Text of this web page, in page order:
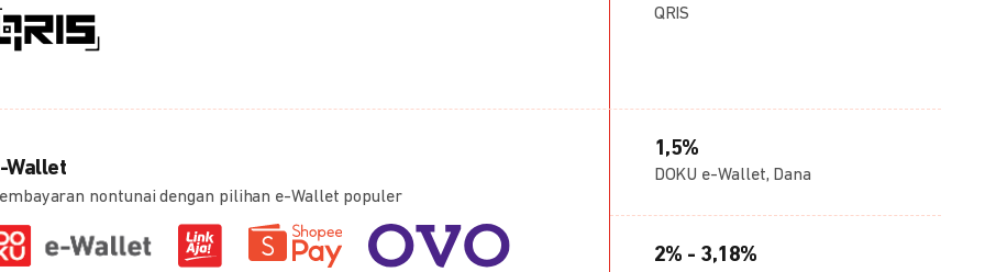
QRIS
Wallet
nontunai dengan pilihan e-Wallet populer
1,5%
DOKU e-Wallet, Dana
2% - 3,18%